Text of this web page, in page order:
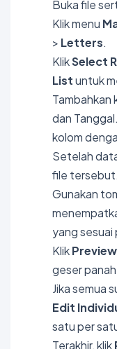
Buka file
Klik menu
> Letters.
KlikSelect
Listuntuk
Tambahkan
dan
kolom
Setelah
file tersebut.
Gunakan
yang
Klik
geser
Jika semua
Edit
satu per
Terakhir, klik